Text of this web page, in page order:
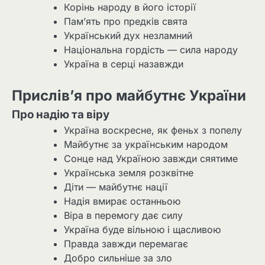
Корінь народу в його історії
Пам’ять про предків свята
Український дух незламний
Національна гордість — сила народу
Україна в серці назавжди
Прислів’я про майбутнє України
Про надію та віру
Україна воскресне, як феньх з попелу
Майбутнє за українським народом
Сонце над Україною завжди сяятиме
Українська земля розквітне
Діти — майбутнє нації
Надія вмирає останньою
Віра в перемогу дає силу
Україна буде вільною і щасливою
Правда завжди перемагає
Добро сильніше за зло